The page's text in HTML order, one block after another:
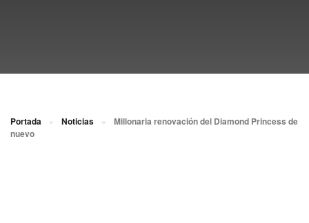
Portada » Noticias »
Millonaria renovación del Diamond Princess de
nuevo